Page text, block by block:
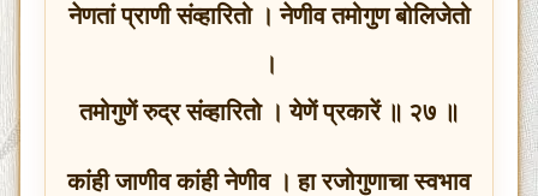
नेणतां प्राणी संव्हारितो । नेणीव तमोगुण बोलिजेतो
।
तमोगुणें रुद्र संव्हारितो । येणें प्रकारें ॥ २७ ॥
कांही जाणीव कांही नेणीव । हा रजोगुणाचा स्वभाव